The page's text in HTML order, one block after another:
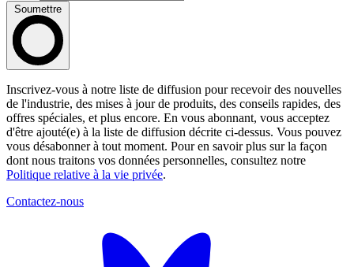
Soumettre
Inscrivez-vous à notre liste de diffusion pour recevoir des nouvelles
de l'industrie, des mises à jour de produits, des conseils rapides, des
offres spéciales, et plus encore. En vous abonnant, vous acceptez
d'être ajouté(e) à la liste de diffusion décrite ci-dessus. Vous pouvez
vous désabonner à tout moment. Pour en savoir plus sur la façon
dont nous traitons vos données personnelles, consultez notre
Politique relative à la vie privée.
Contactez-nous